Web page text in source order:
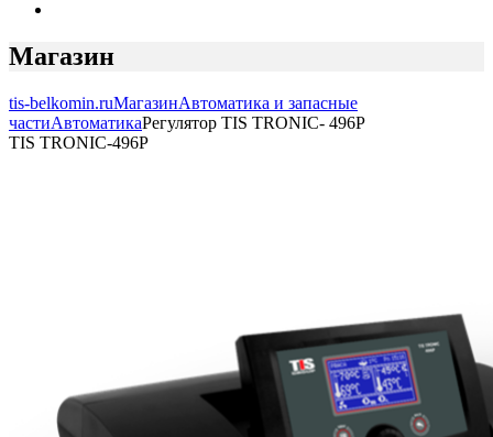
Магазин
tis-belkomin.ruМагазинАвтоматика и запасные
частиАвтоматикаРегулятор TIS TRONIC- 496P
TIS TRONIC-496P